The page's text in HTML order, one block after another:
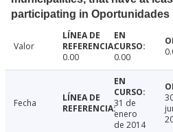
participating in Oportunidades
Valor
0.00
0.00
Fecha
31 de
enero
de 2014